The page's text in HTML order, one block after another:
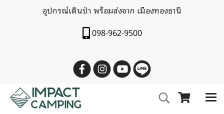
อุปกรณ์เดินป่า พร้อมส่งจาก เมืองทองธานี
098-962-9500